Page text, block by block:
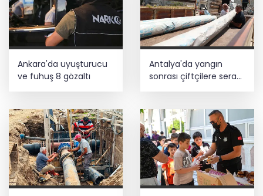
Ankara'da uyuşturucu
ve fuhuş 8 gözaltı
Antalya'da yangın
sonrası çiftçilere sera
naylonu desteği